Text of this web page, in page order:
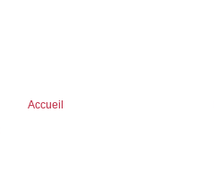
Accueil